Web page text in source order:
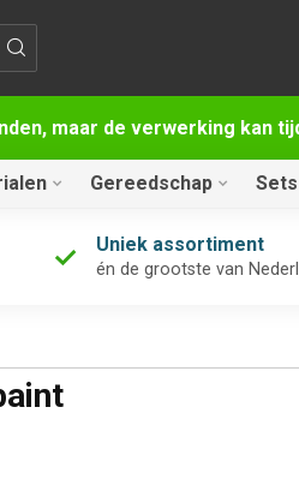
maar de verwerking kan
Gereedschap Sets
Uniek assortiment
én de grootste van